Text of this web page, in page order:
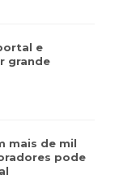
e
grande
mais de mil
pode